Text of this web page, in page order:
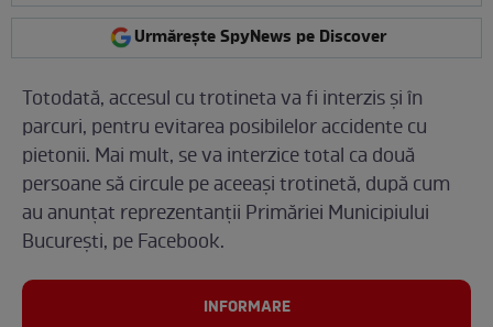
Urmărește SpyNews pe Discover
Totodată, accesul cu trotineta va fi interzis și în
parcuri, pentru evitarea posibilelor accidente cu
pietonii. Mai mult, se va interzice total ca două
persoane să circule pe aceeași trotinetă, după cum
au anunțat reprezentanții Primăriei Municipiului
București, pe Facebook.
INFORMARE